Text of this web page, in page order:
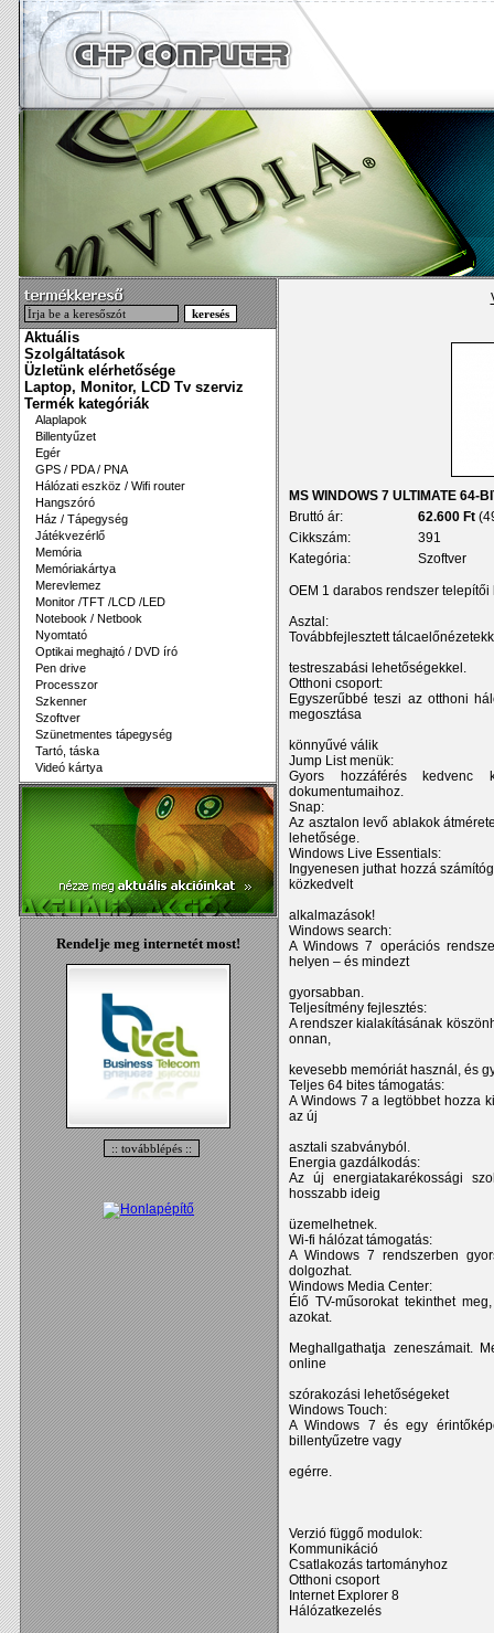
Aktuális
Szolgáltatások
Üzletünk elérhetősége
Laptop, Monitor, LCD Tv szerviz
Termék kategóriák
Alaplapok
Billentyűzet
Egér
GPS / PDA / PNA
Hálózati eszköz / Wifi router
Hangszóró
Ház / Tápegység
Játékvezérlő
Memória
Memóriakártya
Merevlemez
Monitor /TFT /LCD /LED
Notebook / Netbook
Nyomtató
Optikai meghajtó / DVD író
Pen drive
Processzor
Szkenner
Szoftver
Szünetmentes tápegység
Tartó, táska
Videó kártya
Rendelje meg internetét most!
MS WINDOWS 7 ULTIMATE 64-
Bruttó ár:
62.600 Ft
Cikkszám:
391
Kategória:
Szoftver
OEM 1 darabos rendszer telepítői
Asztal:
Továbbfejlesztett
testreszabási lehetőségekkel.
Otthoni csoport:
Egyszerűbbé teszi az otthoni
megosztása
könnyűvé válik
Jump List menük:
Gyors hozzáférés kedvenc
dokumentumaihoz.
Snap:
Az asztalon levő ablakok
lehetősége.
Windows Live Essentials:
Ingyenesen juthat hozzá
közkedvelt
alkalmazások!
Windows search:
A Windows 7 operációs
helyen – és mindezt
gyorsabban.
Teljesítmény fejlesztés:
A rendszer kialakításának
onnan,
kevesebb memóriát használ, és
Teljes 64 bites támogatás:
A Windows 7 a legtöbbet hozza
az új
asztali szabványból.
Energia gazdálkodás:
Az új energiatakarékossági
hosszabb ideig
üzemelhetnek.
Wi-fi hálózat támogatás:
A Windows 7 rendszerben
dolgozhat.
Windows Media Center:
Élő TV-műsorokat tekinthet
azokat.
Meghallgathatja zeneszámait.
online
szórakozási lehetőségeket
Windows Touch:
A Windows 7 és egy
billentyűzetre vagy
egérre.
Verzió függő modulok:
Kommunikáció
Csatlakozás tartományhoz
Otthoni csoport
Internet Explorer 8
Hálózatkezelés